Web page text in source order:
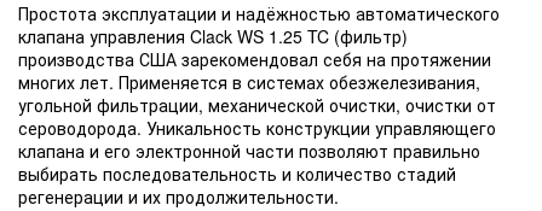
Простота эксплуатации и надёжностью автоматического
клапана управления Clack WS 1.25 TC (фильтр)
производства США зарекомендовал себя на протяжении
многих лет. Применяется в системах обезжелезивания,
угольной фильтрации, механической очистки, очистки от
сероводорода. Уникальность конструкции управляющего
клапана и его электронной части позволяют правильно
выбирать последовательность и количество стадий
регенерации и их продолжительности.